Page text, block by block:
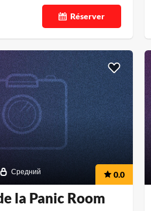
Réserver
Средний 0.0
la Panic Room